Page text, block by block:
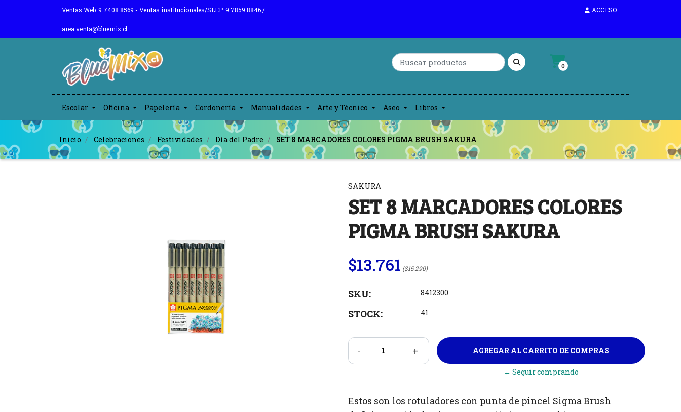
Ventas Web: 9 7408 8569 - Ventas institucionales/SLEP: 9 7859 8846 /
area.venta@bluemix.cl
ACCESO
0
Escolar Oficina Papelería Cordonería Manualidades Arte y Técnico Aseo Libros
Inicio Celebraciones Festividades Día del Padre SET 8 MARCADORES COLORES PIGMA BRUSH SAKURA
SAKURA
SET 8 MARCADORES COLORES
PIGMA BRUSH SAKURA
$13.761 ($15.290)
SKU: 8412300
STOCK: 41
- +
← Seguir comprando
Estos son los rotuladores con punta de pincel Sigma Brush